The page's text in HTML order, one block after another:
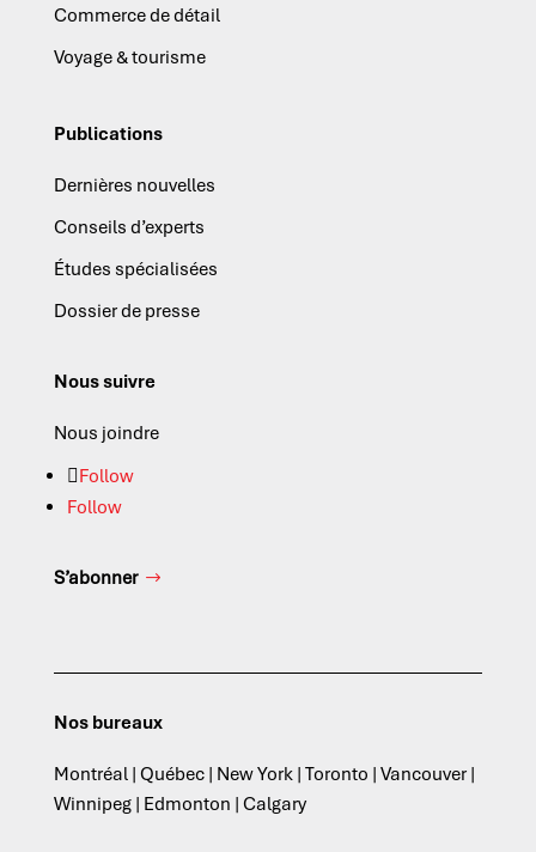
Commerce de détail
Voyage & tourisme
Publications
Dernières nouvelles
Conseils d’experts
Études spécialisées
Dossier de presse
Nous suivre
Nous joindre
Follow
Follow
S’abonner
Nos bureaux
Montréal | Québec | New York | Toronto | Vancouver |
Winnipeg | Edmonton | Calgary